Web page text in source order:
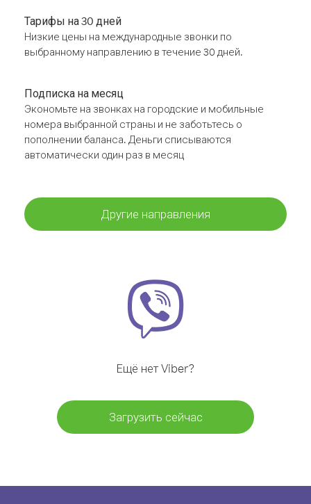
Тарифы на 30 дней
Низкие цены на международные звонки по
выбранному направлению в течение 30 дней.
Подписка на месяц
Экономьте на звонках на городские и мобильные
номера выбранной страны и не заботьтесь о
пополнении баланса. Деньги списываются
автоматически один раз в месяц
Другие направления
Ещё нет Viber?
Загрузить сейчас